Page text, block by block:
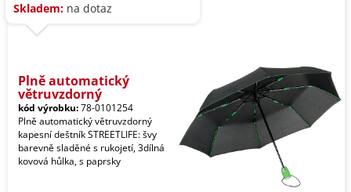
Skladem: na dotaz
Plně automatický
větruvzdorný
kód výrobku:78-0101254
Plně automatický větruvzdorný
kapesní deštník STREETLIFE: švy
barevně sladěné s rukojetí, 3dílná
kovová hůlka, s paprsky